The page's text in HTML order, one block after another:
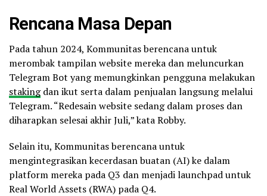
Rencana Masa Depan
Pada tahun 2024, Kommunitas berencana untuk
merombak tampilan website mereka dan meluncurkan
Telegram Bot yang memungkinkan pengguna melakukan
stakingdan ikut serta dalam penjualan langsung melalui
Telegram. “Redesain website sedang dalam proses dan
diharapkan selesai akhir Juli,” kata Robby.
Selain itu, Kommunitas berencana untuk
mengintegrasikan kecerdasan buatan (AI) ke dalam
platform mereka pada Q3 dan menjadi launchpad untuk
Real World Assets (RWA) pada Q4.